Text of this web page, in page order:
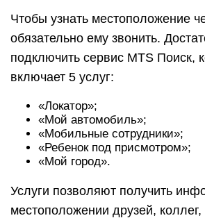
Чтобы узнать местоположение
обязательно ему звонить.
подключить сервис MTS Поиск,
включает 5 услуг:
«Локатор»;
«Мой автомобиль»;
«Мобильные сотрудники»;
«Ребенок под присмотром»;
«Мой город».
Услуги позволяют получить
местоположении друзей,